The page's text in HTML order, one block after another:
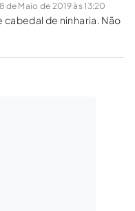
Maio de 2019 às 13:20
cabedal de ninharia. Não